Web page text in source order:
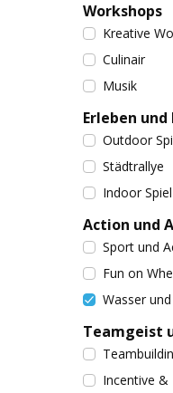
Workshops
Kreative
Culinair
Musik
Erleben und
Outdoor
Städtrallye
Indoor
Action und
Sport und
Fun on
Wasser
Teamgeist
Incentive &